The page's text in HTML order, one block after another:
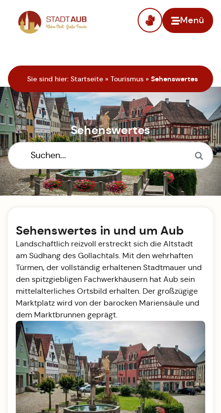
Menü
Sie sind hier: Startseite » Tourismus » Sehenswertes
Sehenswertes
Sehenswertes in und um Aub
Landschaftlich reizvoll erstreckt sich die Altstadt
am Südhang des Gollachtals. Mit den wehrhaften
Türmen, der vollständig erhaltenen Stadtmauer und
den spitzgiebligen Fachwerkhäusern hat Aub sein
mittelalterliches Ortsbild erhalten. Der großzügige
Marktplatz wird von der barocken Mariensäule und
dem Marktbrunnen geprägt.